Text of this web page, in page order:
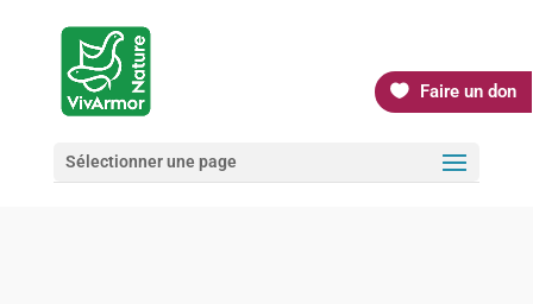
Faire un don
Sélectionner une page